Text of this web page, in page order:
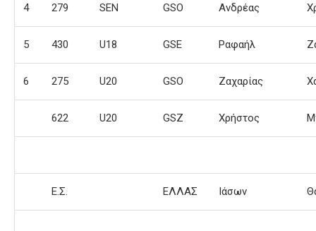
4 279 SEN GSO Ανδρέας
5 430 U18 GSE Ραφαήλ
6 275 U20 GSO Ζαχαρίας
622 U20 GSZ Χρήστος
Ε.Σ. ΕΛΛΑΣ Ιάσων